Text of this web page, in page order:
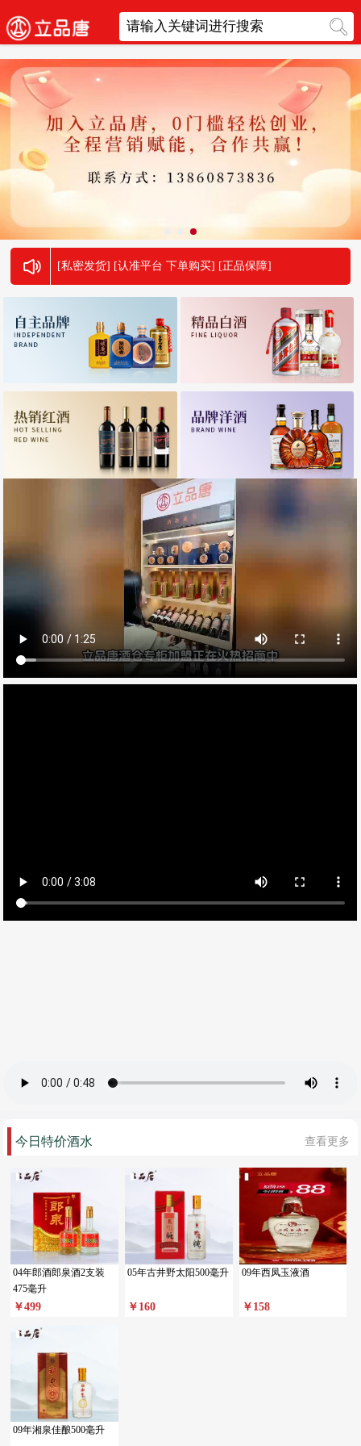
[私密发货] [认准平台 下单购买] [正品保障]
[私密发货] [认准平台 下单购买] [正品保障]
[私密发货] [认准平台 下单购买] [正品保障]
今日特价酒水 查看更多
04年郎酒郎泉酒2支装
475毫升
￥499
05年古井野太阳500毫升
￥160
09年西凤玉液酒
￥158
09年湘泉佳酿500毫升